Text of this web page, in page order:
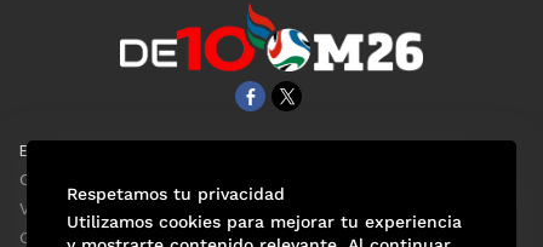
EL UNIVERSAL
Clase
ViveUSA
Confabulario
Respetamos tu privacidad
Utilizamos cookies para mejorar tu experiencia